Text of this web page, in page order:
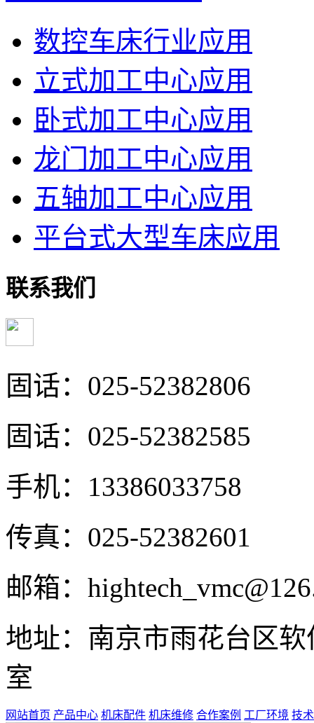
数控车床行业应用
立式加工中心应用
卧式加工中心应用
龙门加工中心应用
五轴加工中心应用
平台式大型车床应用
联系我们
固话：025-52382806
固话：025-52382585
手机：13386033758
传真：025-52382601
邮箱：
地址：南京市雨花台区
室
网站首页 产品中心 机床配件 机床维修 合作案例 工厂环境 技